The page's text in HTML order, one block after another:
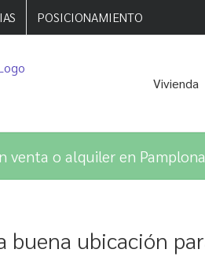
POSICIONAMIENTO
Vivienda
venta o alquiler en Pamplona
buena ubicación